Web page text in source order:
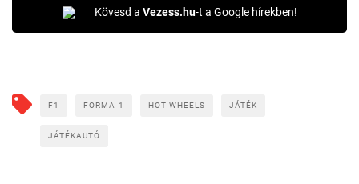
Kövesd a Vezess.hu-t a Google hírekben!
F1 FORMA-1 HOT WHEELS JÁTÉK
JÁTÉKAUTÓ